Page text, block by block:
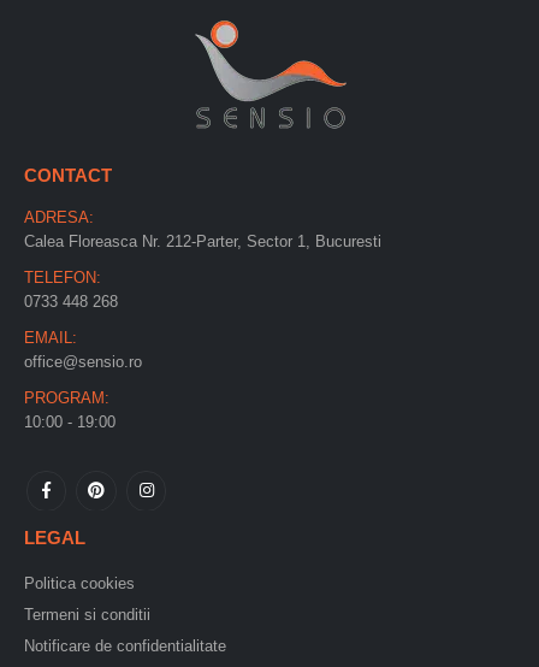
CONTACT
ADRESA:
Calea Floreasca Nr. 212-Parter, Sector 1, Bucuresti
TELEFON:
0733 448 268
EMAIL:
office@sensio.ro
PROGRAM:
10:00 - 19:00
LEGAL
Politica cookies
Termeni si conditii
Notificare de confidentialitate